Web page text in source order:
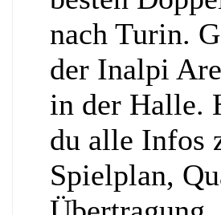
nach Turin.
der Inalpi
in der Halle.
du alle Infos
Spielplan,